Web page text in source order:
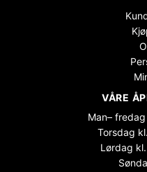
VÅRE
Man–
Torsdag
Lørdag